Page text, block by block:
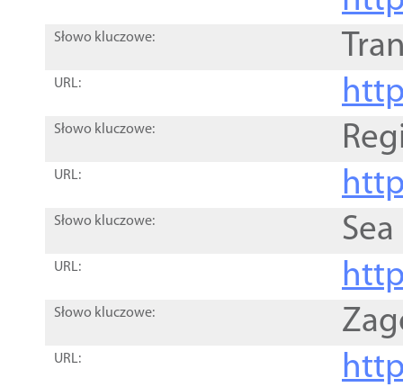
Słowo kluczowe:
URL:
Słowo kluczowe:
URL:
Słowo kluczowe:
URL:
Słowo kluczowe:
URL: